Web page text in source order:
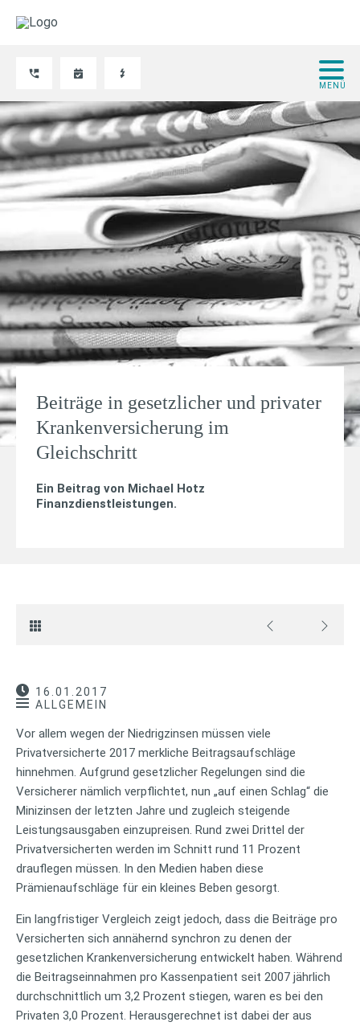
Beiträge in gesetzlicher und privater
Krankenversicherung im
Gleichschritt
Ein Beitrag von Michael Hotz
Finanzdienstleistungen.
16.01.2017
ALLGEMEIN
Vor allem wegen der Niedrigzinsen müssen viele
Privatversicherte 2017 merkliche Beitragsaufschläge
hinnehmen. Aufgrund gesetzlicher Regelungen sind die
Versicherer nämlich verpflichtet, nun „auf einen Schlag“ die
Minizinsen der letzten Jahre und zugleich steigende
Leistungsausgaben einzupreisen. Rund zwei Drittel der
Privatversicherten werden im Schnitt rund 11 Prozent
drauflegen müssen. In den Medien haben diese
Prämienaufschläge für ein kleines Beben gesorgt.
Ein langfristiger Vergleich zeigt jedoch, dass die Beiträge pro
Versicherten sich annähernd synchron zu denen der
gesetzlichen Krankenversicherung entwickelt haben. Während
die Beitragseinnahmen pro Kassenpatient seit 2007 jährlich
durchschnittlich um 3,2 Prozent stiegen, waren es bei den
Privaten 3,0 Prozent. Herausgerechnet ist dabei der aus